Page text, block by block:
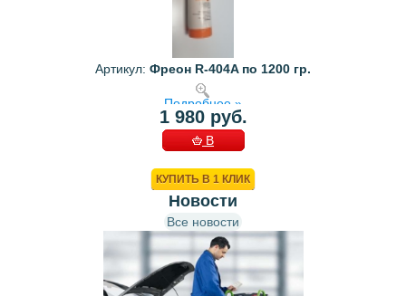
Артикул: Фреон R-404A по 1200 гр.
Подробнее »
1 980 руб.
В
КУПИТЬ В 1 КЛИК
Новости
Все новости